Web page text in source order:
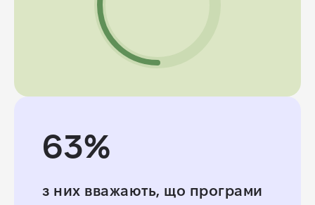
63%
з них вважають, що програми